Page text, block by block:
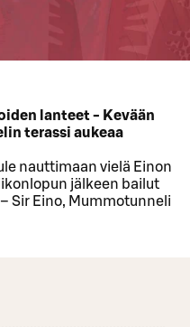
lanteet - Kevään
terassi aukeaa
nauttimaan vielä Einon
jälkeen bailut
Sir Eino, Mummotunneli